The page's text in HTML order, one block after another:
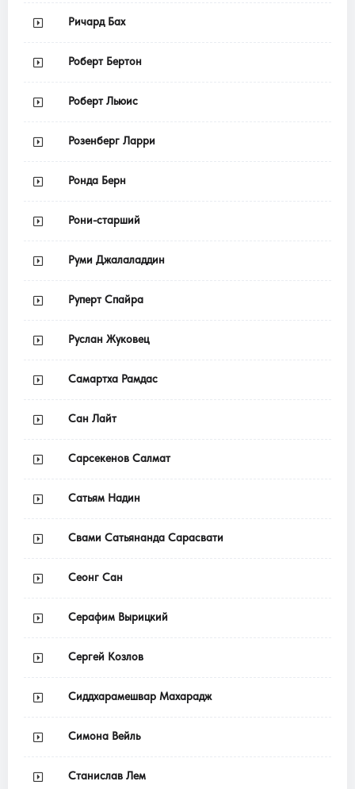
Ричард Бах
Роберт Бертон
Роберт Льюис
Розенберг Ларри
Ронда Берн
Рони-старший
Руми Джалаладдин
Руперт Спайра
Руслан Жуковец
Самартха Рамдас
Сан Лайт
Сарсекенов Салмат
Сатьям Надин
Свами Сатьянанда Сарасвати
Сеонг Сан
Серафим Вырицкий
Сергей Козлов
Сиддхарамешвар Махарадж
Симона Вейль
Станислав Лем